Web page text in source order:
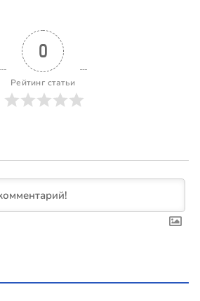
0
Рейтинг статьи